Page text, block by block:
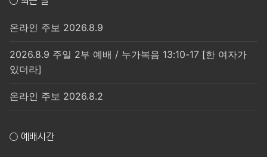
온라인 주보 2026.8.9
2026.8.9 주일 2부 예배 / 누가복음 13:10-17 [한 여자가
있더라]
온라인 주보 2026.8.2
○ 예배시간